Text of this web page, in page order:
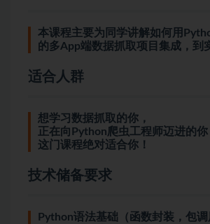
本课程主要为同学讲解如何用
的多App端数据抓取项目集成，到
适合人群
想学习数据抓取的你，
正在向Python爬虫工程师迈进的你
这门课程绝对适合你！
技术储备要求
Python语法基础（函数封装，包调